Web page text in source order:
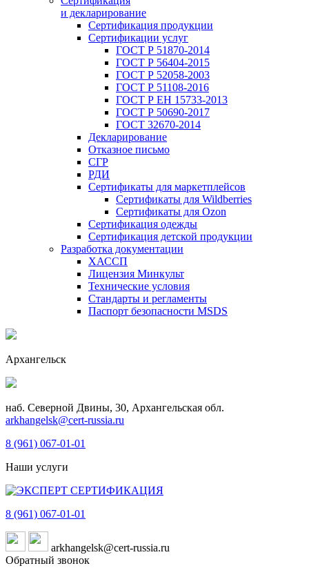
и декларирование
Сертификация продукции
Сертификации услуг
ГОСТ Р 51870-2014
ГОСТ Р 56404-2015
ГОСТ Р 52058-2003
ГОСТ Р 51108-2016
ГОСТ Р ЕН 15733-2013
ГОСТ Р 50690-2017
ГОСТ 32670-2014
Декларирование
Отказное письмо
СГР
РДИ
Сертификаты для маркетплейсов
Сертификаты для Wildberries
Сертификаты для Ozon
Сертификация одежды
Сертификация детской продукции
Разработка документации
ХАССП
Лицензия Минкульт
Технические условия
Стандарты и регламенты
Паспорт безопасности MSDS
Архангельск
наб. Северной Двины, 30, Архангельская обл.
arkhangelsk@cert-russia.ru
8 (961) 067-01-01
Наши услуги
8 (961) 067-01-01
arkhangelsk@cert-russia.ru
Обратный звонок